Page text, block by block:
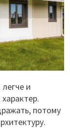
и
потому